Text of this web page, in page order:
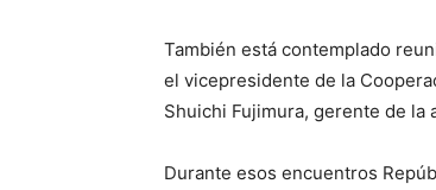
También está contemplado
el vicepresidente de la
Shuichi Fujimura, gerente de la
Durante esos encuentros